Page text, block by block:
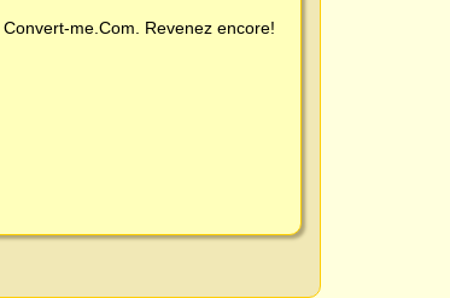
Convert-me.Com . Revenez encore!